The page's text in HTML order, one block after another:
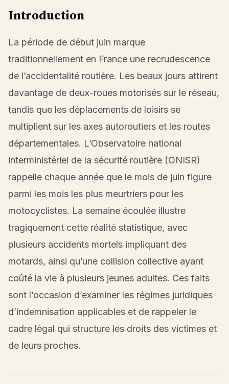
Introduction
La période de début juin marque
traditionnellement en France une recrudescence
de l’accidentalité routière. Les beaux jours attirent
davantage de deux-roues motorisés sur le réseau,
tandis que les déplacements de loisirs se
multiplient sur les axes autoroutiers et les routes
départementales. L’Observatoire national
interministériel de la sécurité routière (ONISR)
rappelle chaque année que le mois de juin figure
parmi les mois les plus meurtriers pour les
motocyclistes. La semaine écoulée illustre
tragiquement cette réalité statistique, avec
plusieurs accidents mortels impliquant des
motards, ainsi qu’une collision collective ayant
coûté la vie à plusieurs jeunes adultes. Ces faits
sont l’occasion d’examiner les régimes juridiques
d’indemnisation applicables et de rappeler le
cadre légal qui structure les droits des victimes et
de leurs proches.